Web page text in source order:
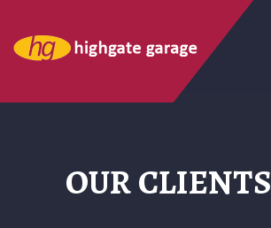
OUR CLIENTS